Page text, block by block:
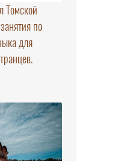
Томской
по
для